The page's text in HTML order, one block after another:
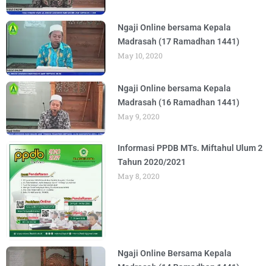
Ngaji Online bersama Kepala
Madrasah (17 Ramadhan 1441)
May 10, 2020
Ngaji Online bersama Kepala
Madrasah (16 Ramadhan 1441)
May 9, 2020
Informasi PPDB MTs. Miftahul Ulum 2
Tahun 2020/2021
May 8, 2020
Ngaji Online Bersama Kepala